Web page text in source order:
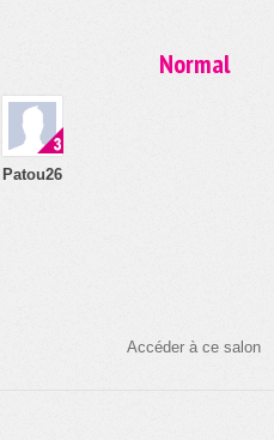
Normal
Patou26
Accéder à ce salon